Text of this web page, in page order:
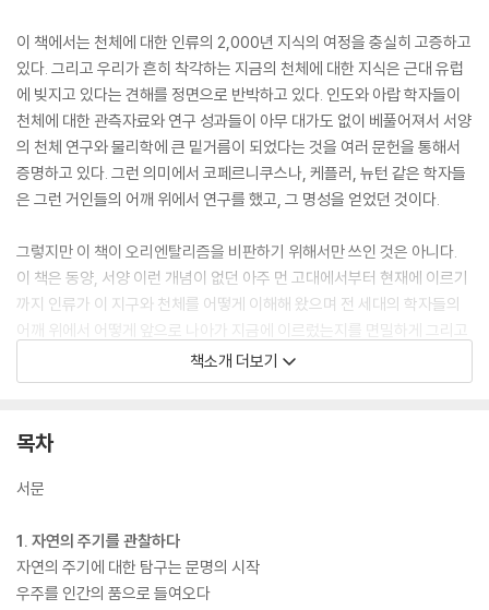
이 책에서는 천체에 대한 인류의 2,000년 지식의 여정을 충실히 고증하고
있다. 그리고 우리가 흔히 착각하는 지금의 천체에 대한 지식은 근대 유럽
에 빚지고 있다는 견해를 정면으로 반박하고 있다. 인도와 아랍 학자들이
천체에 대한 관측자료와 연구 성과들이 아무 대가도 없이 베풀어져서 서양
의 천체 연구와 물리학에 큰 밑거름이 되었다는 것을 여러 문헌을 통해서
증명하고 있다. 그런 의미에서 코페르니쿠스나, 케플러, 뉴턴 같은 학자들
은 그런 거인들의 어깨 위에서 연구를 했고, 그 명성을 얻었던 것이다.
그렇지만 이 책이 오리엔탈리즘을 비판하기 위해서만 쓰인 것은 아니다.
이 책은 동양, 서양 이런 개념이 없던 아주 먼 고대에서부터 현재에 이르기
까지 인류가 이 지구와 천체를 어떻게 이해해 왔으며 전 세대의 학자들의
어깨 위에서 어떻게 앞으로 나아가 지금에 이르렀는지를 면밀하게 그리고
폴로니우스, 히파르코스, 프톨레마이오스, 알 하이삼, 타비트 이븐 쿠라,
페르니쿠스, 알리 쿠시지, 이븐 시나, 헬라 클리데스, 튀코 브라헤, 케플러
그들의 어깨 위에서 이 지구와 천체를 이해하고 있는 것이다. 그리고 이 이
름들에서 눈치를 챘겠지만, 어깨를 내어준 거인들 중 많은 이들이 인도와
아랍의 천문학자들이었다.
책소개 더보기
목차
서문
1. 자연의 주기를 관찰하다
자연의 주기에 대한 탐구는 문명의 시작
우주를 인간의 품으로 들여오다